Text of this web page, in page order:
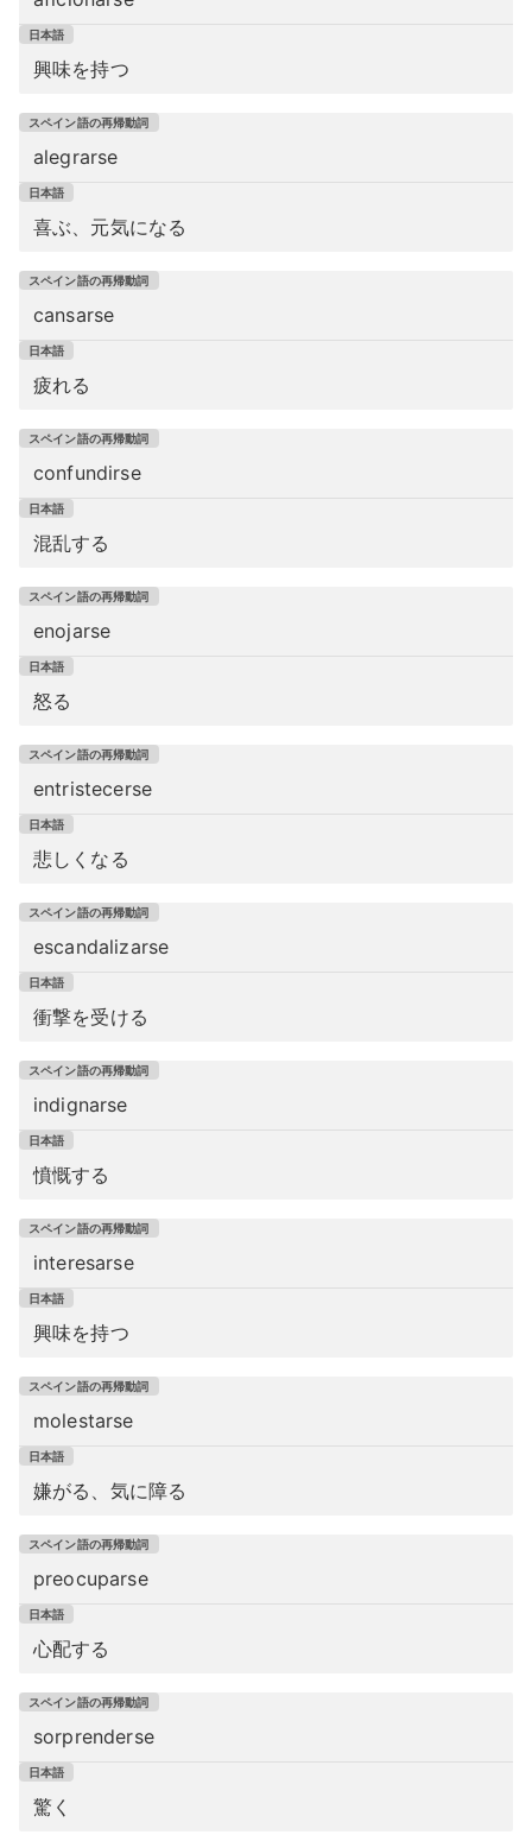
興味を持つ
alegrarse
喜ぶ、元気になる
cansarse
疲れる
confundirse
混乱する
enojarse
怒る
entristecerse
悲しくなる
escandalizarse
衝撃を受ける
indignarse
憤慨する
interesarse
興味を持つ
molestarse
嫌がる、気に障る
preocuparse
心配する
sorprenderse
驚く